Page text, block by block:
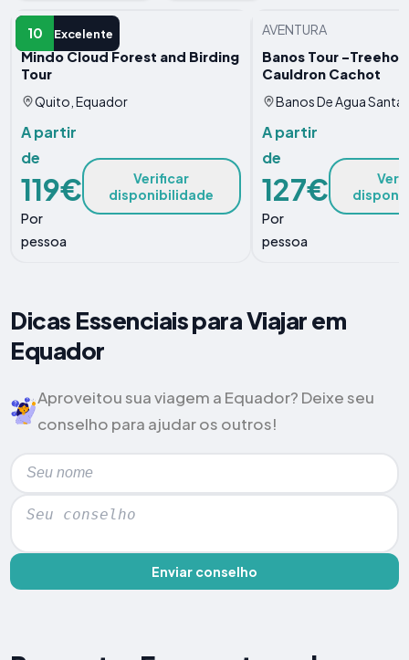
10 Excelente
AVENTURA
Mindo Cloud Forest and Birding
Tour
Quito, Equador
A partir
de
119€
Por
pessoa
Verificar
disponibilidade
AVENTURA
Banos Tour -
Cauldron Cachot
Banos De Agua
A partir
de
127€
Por
pessoa
Dicas Essenciais para Viajar em
Equador
Aproveitou sua viagem a Equador? Deixe seu
conselho para ajudar os outros!
Enviar conselho